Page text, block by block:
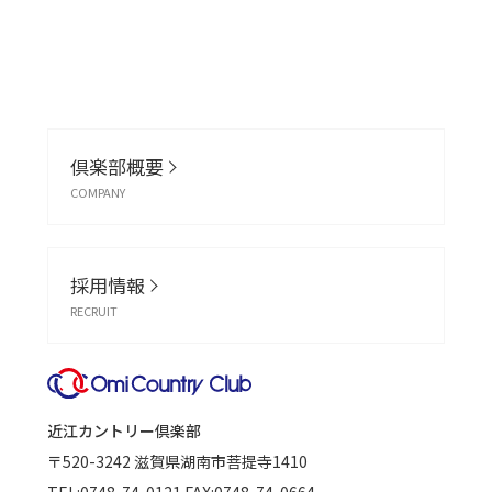
倶楽部概要
COMPANY
採用情報
RECRUIT
近江カントリー倶楽部
〒520-3242 滋賀県湖南市菩提寺1410